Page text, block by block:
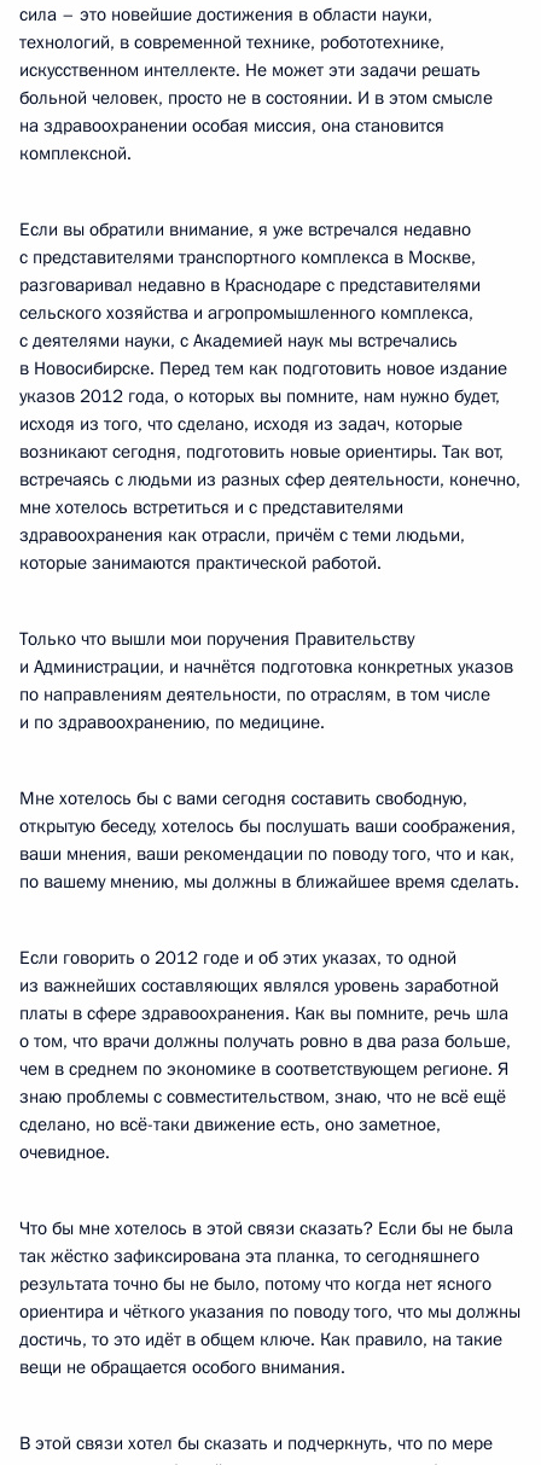
сила – это новейшие достижения в области науки,
технологий, в современной технике, робототехнике,
искусственном интеллекте. Не может эти задачи решать
больной человек, просто не в состоянии. И в этом смысле
на здравоохранении особая миссия, она становится
комплексной.
Если вы обратили внимание, я уже встречался недавно
с представителями транспортного комплекса в Москве,
разговаривал недавно в Краснодаре с представителями
сельского хозяйства и агропромышленного комплекса,
с деятелями науки, с Академией наук мы встречались
в Новосибирске. Перед тем как подготовить новое издание
указов 2012 года, о которых вы помните, нам нужно будет,
исходя из того, что сделано, исходя из задач, которые
возникают сегодня, подготовить новые ориентиры. Так вот,
встречаясь с людьми из разных сфер деятельности, конечно,
мне хотелось встретиться и с представителями
здравоохранения как отрасли, причём с теми людьми,
которые занимаются практической работой.
Только что вышли мои поручения Правительству
и Администрации, и начнётся подготовка конкретных указов
по направлениям деятельности, по отраслям, в том числе
и по здравоохранению, по медицине.
Мне хотелось бы с вами сегодня составить свободную,
открытую беседу, хотелось бы послушать ваши соображения,
ваши мнения, ваши рекомендации по поводу того, что и как,
по вашему мнению, мы должны в ближайшее время сделать.
Если говорить о 2012 годе и об этих указах, то одной
из важнейших составляющих являлся уровень заработной
платы в сфере здравоохранения. Как вы помните, речь шла
о том, что врачи должны получать ровно в два раза больше,
чем в среднем по экономике в соответствующем регионе. Я
знаю проблемы с совместительством, знаю, что не всё ещё
сделано, но всё-таки движение есть, оно заметное,
очевидное.
Что бы мне хотелось в этой связи сказать? Если бы не была
так жёстко зафиксирована эта планка, то сегодняшнего
результата точно бы не было, потому что когда нет ясного
ориентира и чёткого указания по поводу того, что мы должны
достичь, то это идёт в общем ключе. Как правило, на такие
вещи не обращается особого внимания.
В этой связи хотел бы сказать и подчеркнуть, что по мере